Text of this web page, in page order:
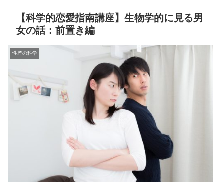
【科学的恋愛指南講座】生物学的に見る男
女の話：前置き編
性差の科学